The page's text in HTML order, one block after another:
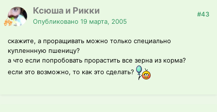
Ксюша и Рикки
Опубликовано 19 марта, 2005
#43
скажите, а проращивать можно только специально
купленнную пшеницу?
а что если попробовать прорастить все зерна из корма?
если это возможно, то как это сделать?